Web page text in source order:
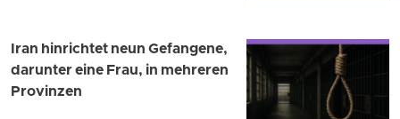
Iran hinrichtet neun Gefangene,
darunter eine Frau, in mehreren
Provinzen